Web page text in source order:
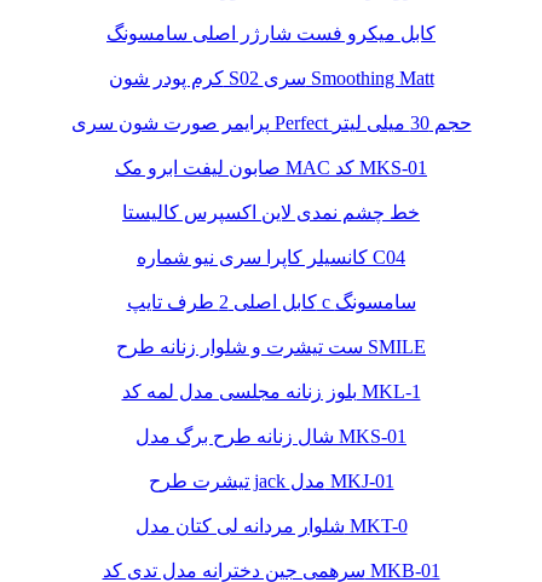
کابل میکرو فست شارژر اصلی سامسونگ
کرم پودر شون S02 سری Smoothing Matt
پرایمر صورت شون سری Perfect حجم 30 میلی لیتر
صابون لیفت ابرو مک MAC کد MKS-01
خط چشم نمدی لاین اکسپرس کالیستا
کانسیلر کاپرا سری نیو شماره C04
کابل اصلی 2 طرف تایپ c سامسونگ
ست تیشرت و شلوار زنانه طرح SMILE
بلوز زنانه مجلسی مدل لمه کد MKL-1
شال زنانه طرح برگ مدل MKS-01
تیشرت طرح jack مدل MKJ-01
شلوار مردانه لی کتان مدل MKT-0
سرهمی جین دخترانه مدل تدی کد MKB-01